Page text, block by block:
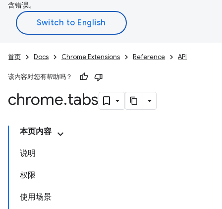
含错误。
首页 Docs Chrome Extensions Reference API
该内容对您有帮助吗？
chrome.tabs
本页内容
说明
权限
使用场景